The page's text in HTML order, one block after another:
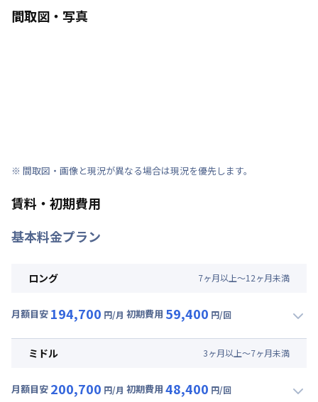
間取図・写真
※ 間取図・画像と現況が異なる場合は現況を優先します。
賃料・初期費用
基本料金プラン
ロング 7ヶ月以上～12ヶ月未満
月額目安 194,700 円/月 初期費用 59,400 円/回
月額賃料目安(30日利用)
光熱費他 : 27,000円/月 (900円/日) (税抜)
ミドル 3ヶ月以上～7ヶ月未満
月額目安 200,700 円/月 初期費用 48,400 円/回